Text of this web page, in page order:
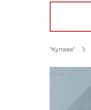
"Купава"